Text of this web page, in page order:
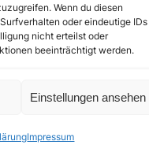
Wenn du diesen
oder eindeutige IDs
nicht erteilst oder
beeinträchtigt werden.
Einstellungen ansehen
Impressum